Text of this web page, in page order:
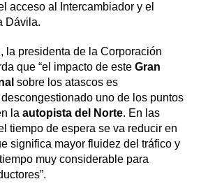
acceso al Intercambiador y el
Dávila.
la presidenta de la Corporación
que “el impacto de este Gran
sobre los atascos es
uno de los puntos
la autopista del Norte. En las
tiempo de espera se va reducir en
significa mayor fluidez del tráfico y
muy considerable para